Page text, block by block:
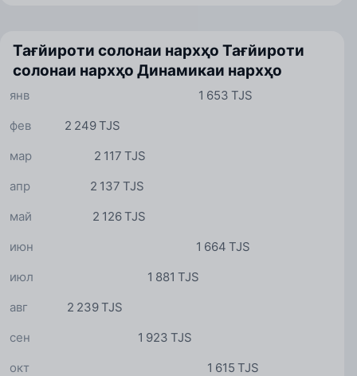
Тағйироти солонаи нархҳо Тағйироти
солонаи нархҳо Динамикаи нархҳо
1 653 TJS
янв
2 249 TJS
фев
2 117 TJS
мар
2 137 TJS
апр
2 126 TJS
май
1 664 TJS
июн
1 881 TJS
июл
2 239 TJS
авг
1 923 TJS
сен
1 615 TJS
окт